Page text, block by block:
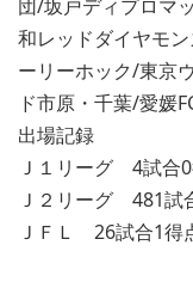
団/坂戸ディプロマ
和レッドダイヤモ
ーリーホック/東京
ド市原・千葉/愛媛
出場記録
Ｊ１リーグ 4試合
Ｊ２リーグ 481試
ＪＦＬ 26試合1得